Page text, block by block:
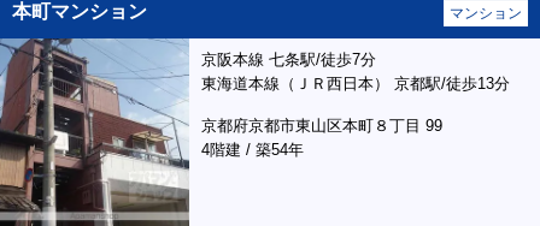
本町マンション マンション
京阪本線 七条駅/徒歩7分
東海道本線（ＪＲ西日本） 京都駅/徒歩13分
京都府京都市東山区本町８丁目 99
4階建 / 築54年